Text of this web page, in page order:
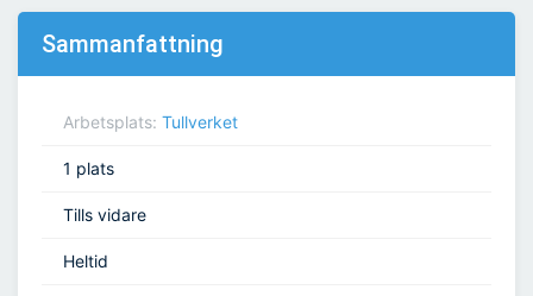
Sammanfattning
Arbetsplats: Tullverket
1 plats
Tills vidare
Heltid